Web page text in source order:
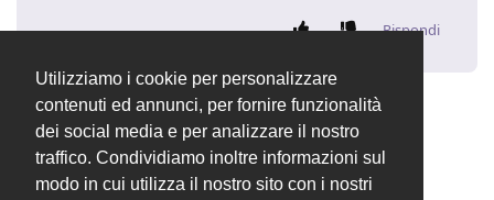
Utilizziamo i cookie per personalizzare
contenuti ed annunci, per fornire funzionalità
dei social media e per analizzare il nostro
traffico. Condividiamo inoltre informazioni sul
modo in cui utilizza il nostro sito con i nostri
Rispondi
Valentinaha chiuso la discussione7 gen 2025